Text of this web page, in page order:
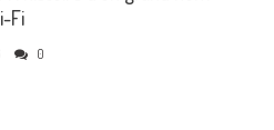
Fi
0